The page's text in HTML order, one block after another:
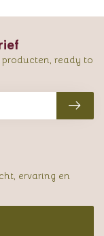
ervaring en
ready to